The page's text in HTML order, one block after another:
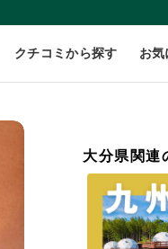
クチコミから探す お気
大分県関連